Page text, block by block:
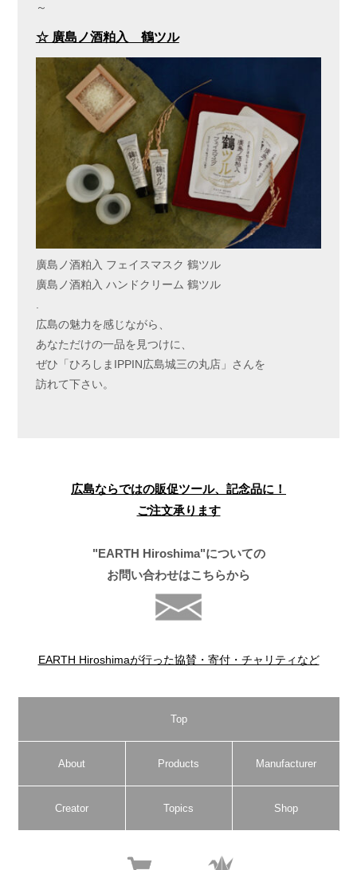
～
☆ 廣島ノ酒粕入 鶴ツル
廣島ノ酒粕入 フェイスマスク 鶴ツル
廣島ノ酒粕入 ハンドクリーム 鶴ツル
広島の魅力を感じながら、
あなただけの一品を見つけに、
ぜひ「ひろしまIPPIN広島城三の丸店」さんを
訪れて下さい。
広島ならではの販促ツール、記念品に！
ご注文承ります
"EARTH Hiroshima"についての
お問い合わせはこちらから
EARTH Hiroshimaが行った協賛・寄付・チャリティなど
Top
About Products Manufacturer
Creator Topics Shop